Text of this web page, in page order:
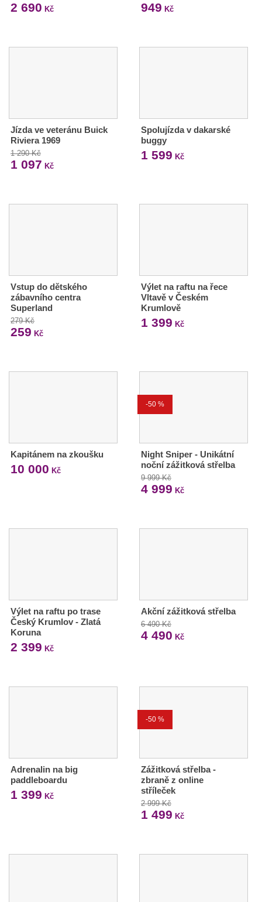
2 690 Kč 949 Kč
Jízda ve veteránu Buick
Riviera 1969
1 290 Kč
1 097 Kč
Spolujízda v dakarské
buggy
1 599 Kč
Vstup do dětského
zábavního centra
Superland
279 Kč
259 Kč
Výlet na raftu na řece
Vltavě v Českém
Krumlově
1 399 Kč
Kapitánem na zkoušku
10 000 Kč
-50 %
Night Sniper - Unikátní
noční zážitková střelba
9 999 Kč
4 999 Kč
Výlet na raftu po trase
Český Krumlov - Zlatá
Koruna
2 399 Kč
Akční zážitková střelba
6 490 Kč
4 490 Kč
Adrenalin na big
paddleboardu
1 399 Kč
-50 %
Zážitková střelba -
zbraně z online
stříleček
2 999 Kč
1 499 Kč